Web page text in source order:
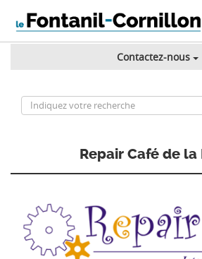
Contactez-nous
Repair Café de la